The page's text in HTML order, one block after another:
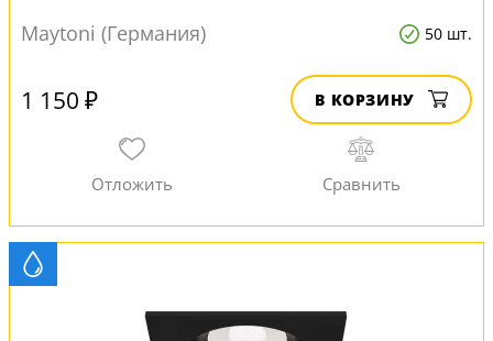
Maytoni (Германия) 50 шт.
1 150 ₽ В КОРЗИНУ